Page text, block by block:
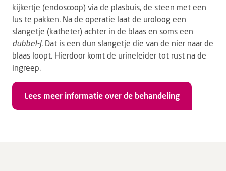
kijkertje (endoscoop) via de plasbuis, de steen met een
lus te pakken. Na de operatie laat de uroloog een
slangetje (katheter) achter in de blaas en soms een
dubbel-J. Dat is een dun slangetje die van de nier naar de
blaas loopt. Hierdoor komt de urineleider tot rust na de
ingreep.
Lees meer informatie over de behandeling